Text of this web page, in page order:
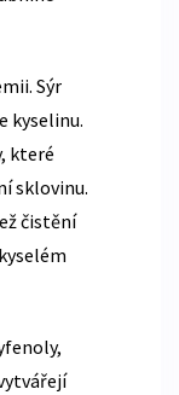
Sýr
kyselinu.
které
sklovinu.
čistění